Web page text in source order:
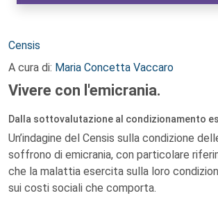
Autori:
Censis
A cura di: Maria Concetta Vaccaro
Vivere con l'emicrania.
Dalla sottovalutazione al condizionamento
Un’indagine del Censis sulla condizione
soffrono di emicrania, con particolare
che la malattia esercita sulla loro
sui costi sociali che comporta.